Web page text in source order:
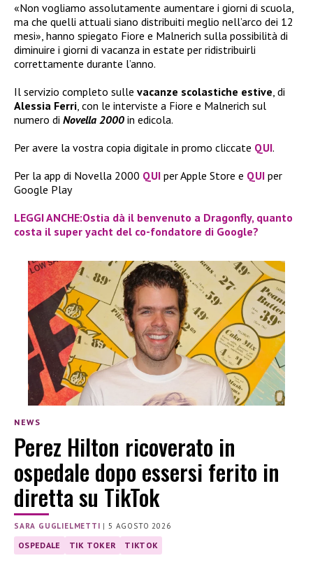
«Non vogliamo assolutamente aumentare i giorni di scuola,
ma che quelli attuali siano distribuiti meglio nell’arco dei 12
mesi», hanno spiegato Fiore e Malnerich sulla possibilità di
diminuire i giorni di vacanza in estate per ridistribuirli
correttamente durante l’anno.
Il servizio completo sulle vacanze scolastiche estive, di
Alessia Ferri, con le interviste a Fiore e Malnerich sul
numero di Novella 2000 in edicola.
Per avere la vostra copia digitale in promo cliccate QUI.
Per la app di Novella 2000 QUI per Apple Store e QUI per
Google Play
LEGGI ANCHE:Ostia dà il benvenuto a Dragonfly, quanto
costa il super yacht del co-fondatore di Google?
NEWS
Perez Hilton ricoverato in
ospedale dopo essersi ferito in
diretta su TikTok
SARA GUGLIELMETTI |5 AGOSTO 2026
OSPEDALE TIK TOKER TIKTOK